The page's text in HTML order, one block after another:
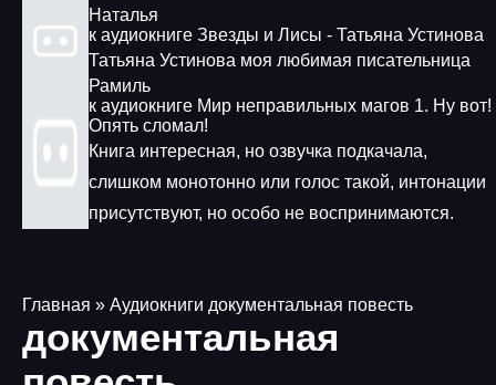
Наталья
к аудиокниге Звезды и Лисы - Татьяна Устинова
Татьяна Устинова моя любимая писательница
Рамиль
к аудиокниге Мир неправильных магов 1. Ну вот!
Опять сломал!
Книга интересная, но озвучка подкачала,
слишком монотонно или голос такой, интонации
присутствуют, но особо не воспринимаются.
Главная » Аудиокниги документальная повесть
документальная